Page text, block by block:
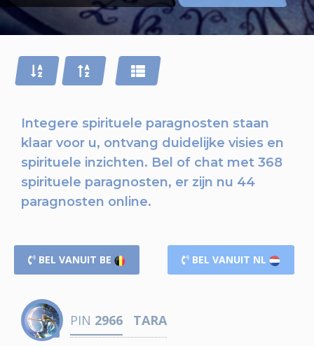
Integere spirituele paragnosten staan
klaar voor u, ontvang duidelijke visies en
spirituele inzichten. Bel of chat met 368
spirituele paragnosten, er zijn nu 44
paragnosten online.
BEL VANUIT BE BEL VANUIT NL
PIN 2966 TARA